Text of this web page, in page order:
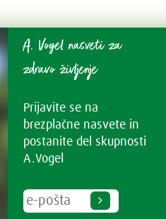
A. Vogel nasveti za
zdravo življenje
Prijavite se na
brezplačne nasvete in
postanite del skupnosti
A.Vogel